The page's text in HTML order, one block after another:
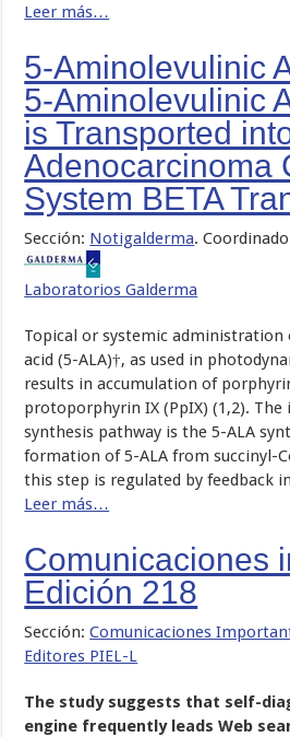
Leer más…
5-Aminolevulinic
5-Aminolevulinic
is Transported
Adenocarcinoma
System BETA
Sección: Notigalderma.
Laboratorios Galderma
Topical or systemic
acid (5-ALA)†, as used in
results in accumulation of
protoporphyrin IX (PpIX) (1,2).
synthesis pathway is the 5-ALA
formation of 5-ALA from succinyl-
this step is regulated by feedback
Leer más…
Comunicaciones
Edición 218
Sección:Comunicaciones
Editores PIEL-L
The study suggests that self-
engine frequently leads Web